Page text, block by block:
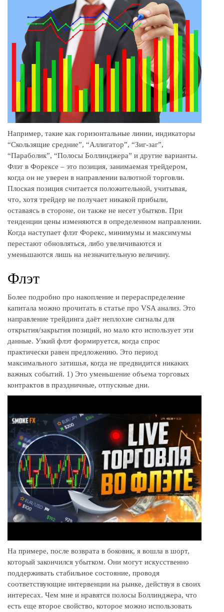
Например, такие как горизонтальные линии, индикаторы
“Скользящие средние”, “Аллигатор”, “Зиг-заг”,
“Параболик”, “Полосы Боллинджера” и другие варианты.
Флэт в Форексе – это позиция, занимаемая трейдером,
когда он не уверен в направлении валютной торговли.
Плоская позиция считается положительной, учитывая,
что, хотя трейдер не получает никакой прибыли,
оставаясь в стороне, он также не несет убытков. При
тенденции цены изменяются в определенном направлении.
Когда наступает флэт Форекс, минимумы и максимумы
перестают обновляться, либо увеличиваются и
уменьшаются лишь на незначительную величину.
Флэт
Более подробно про накопление и перераспределение
капитала можно прочитать в статье про VSA анализ. Это
направление трейдинга даёт неплохие сигналы для
открытия/закрытия позиций, но мало кто использует эти
данные. Узкий флэт формируется, когда спрос
практически равен предложению. Это период
максимального затишья, когда не предвидится никаких
важных событий. 1) Это уменьшение объема торговых
контрактов в праздничные, отпускные дни.
На примере, после возврата в боковик, я вошла в шорт,
который закончился убытком. Они могут искусственно
поддерживать стабильное состояние, проводя
соответствующие интервенции на рынке, действуя в своих
интересах. Чем мне и нравятся полосы Боллинджера, что
есть еще второе свойство, которое можно использовать